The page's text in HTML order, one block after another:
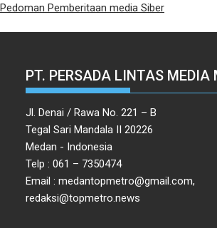
Pedoman Pemberitaan media Siber
PT. PERSADA LINTAS MEDIA
Jl. Denai / Rawa No. 221 – B
Tegal Sari Mandala II 20226
Medan - Indonesia
Telp : 061 – 7350474
Email : medantopmetro@gmail.com,
redaksi@topmetro.news